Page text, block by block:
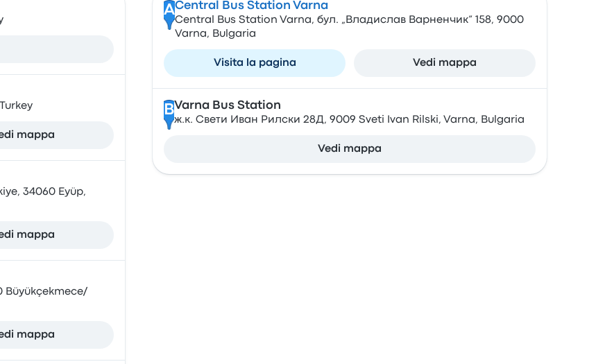
mappa
34060 Eyüp,
mappa
Büyükçekmece/
mappa
ACentral Bus Station Varna
Central Bus Station Varna, бул. „Владислав Варненчик“ 158, 9000
Varna, Bulgaria
Visita la pagina Vedi mappa
BVarna Bus Station
ж.к. Свети Иван Рилски 28Д, 9009 Sveti Ivan Rilski, Varna, Bulgaria
Vedi mappa